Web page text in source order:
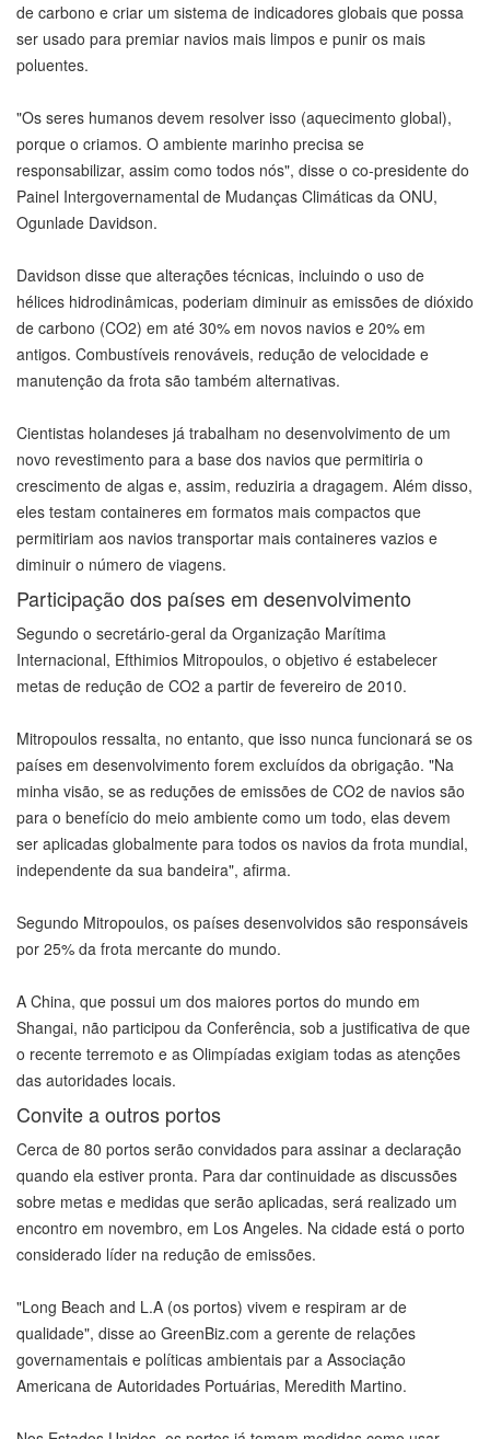
de carbono e criar um sistema de indicadores globais que possa
ser usado para premiar navios mais limpos e punir os mais
poluentes.
"Os seres humanos devem resolver isso (aquecimento global),
porque o criamos. O ambiente marinho precisa se
responsabilizar, assim como todos nós", disse o co-presidente do
Painel Intergovernamental de Mudanças Climáticas da ONU,
Ogunlade Davidson.
Davidson disse que alterações técnicas, incluindo o uso de
hélices hidrodinâmicas, poderiam diminuir as emissões de dióxido
de carbono (CO2) em até 30% em novos navios e 20% em
antigos. Combustíveis renováveis, redução de velocidade e
manutenção da frota são também alternativas.
Cientistas holandeses já trabalham no desenvolvimento de um
novo revestimento para a base dos navios que permitiria o
crescimento de algas e, assim, reduziria a dragagem. Além disso,
eles testam containeres em formatos mais compactos que
permitiriam aos navios transportar mais containeres vazios e
diminuir o número de viagens.
Participação dos países em desenvolvimento
Segundo o secretário-geral da Organização Marítima
Internacional, Efthimios Mitropoulos, o objetivo é estabelecer
metas de redução de CO2 a partir de fevereiro de 2010.
Mitropoulos ressalta, no entanto, que isso nunca funcionará se os
países em desenvolvimento forem excluídos da obrigação. "Na
minha visão, se as reduções de emissões de CO2 de navios são
para o benefício do meio ambiente como um todo, elas devem
ser aplicadas globalmente para todos os navios da frota mundial,
independente da sua bandeira", afirma.
Segundo Mitropoulos, os países desenvolvidos são responsáveis
por 25% da frota mercante do mundo.
A China, que possui um dos maiores portos do mundo em
Shangai, não participou da Conferência, sob a justificativa de que
o recente terremoto e as Olimpíadas exigiam todas as atenções
das autoridades locais.
Convite a outros portos
Cerca de 80 portos serão convidados para assinar a declaração
quando ela estiver pronta. Para dar continuidade as discussões
sobre metas e medidas que serão aplicadas, será realizado um
encontro em novembro, em Los Angeles. Na cidade está o porto
considerado líder na redução de emissões.
"Long Beach and L.A (os portos) vivem e respiram ar de
qualidade", disse ao GreenBiz.com a gerente de relações
governamentais e políticas ambientais par a Associação
Americana de Autoridades Portuárias, Meredith Martino.